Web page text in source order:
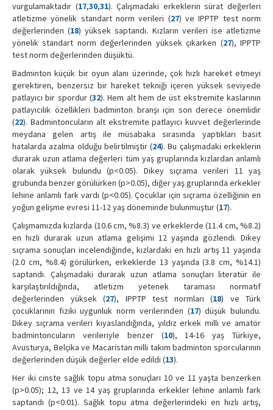
vurgulamaktadır (17,30,31). Çalışmadaki erkeklerin sürat değerleri
atletizme yönelik standart norm verileri (27) ve IPPTP test norm
değerlerinden (18) yüksek saptandı. Kızların verileri ise atletizme
yönelik standart norm değerlerinden yüksek çıkarken (27), IPPTP
test norm değerlerinden düşüktü.
Badminton küçük bir oyun alanı üzerinde, çok hızlı hareket etmeyi
gerektiren, benzersiz bir hareket tekniği içeren yüksek seviyede
patlayıcı bir spordur (32). Hem alt hem de üst ekstremite kaslarının
patlayıcılık özellikleri badminton branşı için son derece önemlidir
(22). Badmintoncuların alt ekstremite patlayıcı kuvvet değerlerinde
meydana gelen artış ile müsabaka sırasında yaptıkları basit
hatalarda azalma olduğu belirtilmiştir (24). Bu çalışmadaki erkeklerin
durarak uzun atlama değerleri tüm yaş gruplarında kızlardan anlamlı
olarak yüksek bulundu (p<0.05). Dikey sıçrama verileri 11 yaş
grubunda benzer görülürken (p>0.05), diğer yaş gruplarında erkekler
lehine anlamlı fark vardı (p<0.05). Çocuklar için sıçrama özelliğinin en
yoğun gelişme evresi 11-12 yaş döneminde bulunmuştur (17).
Çalışmamızda kızlarda (10.6 cm, %8.3) ve erkeklerde (11.4 cm, %8.2)
en hızlı durarak uzun atlama gelişimi 12 yaşında gözlendi. Dikey
sıçrama sonuçları incelendiğinde, kızlardaki en hızlı artış 11 yaşında
(2.0 cm, %8.4) görülürken, erkeklerde 13 yaşında (3.8 cm, %14.1)
saptandı. Çalışmadaki durarak uzun atlama sonuçları literatür ile
karşılaştırıldığında, atletizm yetenek taraması normatif
değerlerinden yüksek (27), IPPTP test normları (18) ve Türk
çocuklarının fiziki uygunluk norm verilerinden (17) düşük bulundu.
Dikey sıçrama verileri kıyaslandığında, yıldız erkek milli ve amatör
badmintoncuların verileriyle benzer (10), 14-16 yaş Türkiye,
Avusturya, Belçika ve Macaristan milli takım badminton sporcularının
değerlerinden düşük değerler elde edildi (13).
Her iki cinste sağlık topu atma sonuçları 10 ve 11 yaşta benzerken
(p>0.05); 12, 13 ve 14 yaş gruplarında erkekler lehine anlamlı fark
saptandı (p<0.01). Sağlık topu atma değerlerindeki en hızlı artış,